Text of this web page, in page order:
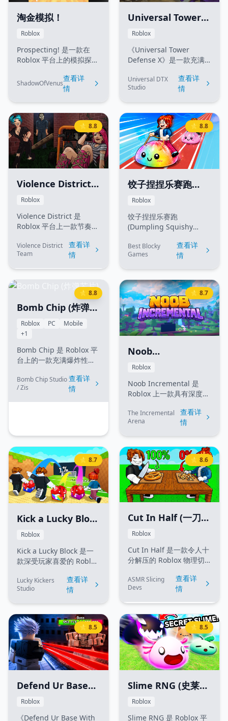
淘金模拟！
Roblox
Prospecting! 是一款在
Roblox 平台上的模拟探险
使用淘盘（Pan）和铲子
（Shovel）在河流、洞穴
矿物。游戏包含装备升
级、附魔
（Enchanting）、任务系
统以及自动化淘洗机
（Sluices）等玩法。
ShadowOfVenus
查看详
情
Universal Tower
Defense X (万界塔
防 X)
Roblox
《Universal Tower
Defense X》是一款充满
塔防游戏。在这里，你可
以收集、召唤并升级来自
友共同制定战术，通关极
具挑战性的地图，并在故
事模式与无尽模式中击败
传奇 Boss！
Universal DTX
Studio
查看详
情
⭐ 8.8
Violence District
(暴力街区)
Roblox
Violence District 是
Roblox 平台上一款节奏轻
格斗与对战模拟游戏。游
戏以充满市井气息的城市
街区为背景，玩家可以使
进行激烈的街头肉搏、战
术对决和沙盒乱斗。熟练
掌握布娃娃物理系统，定
整个街区。
Violence District
Team
查看详
情
⭐ 8.8
饺子捏捏乐赛跑
(Dumpling
Squishy Race)
Roblox
饺子捏捏乐赛跑
(Dumpling Squishy
Roblox 点击赛跑游戏。玩
家需要通过快速点击来积
捏捏乐与宠物伙伴，在各
种赛道上飞驰以赢取胜
利。使用赢取的奖励可以
解锁全新的世界、孵化强
力宠物并冲击全球排行
榜。
Best Blocky
Games
查看详
情
⭐ 8.8
Bomb Chip (炸弹芯
片)
Roblox PC
Mobile
+1
Bomb Chip 是 Roblox 平
台上的一款充满爆炸性的
戏中使用各种"芯片"来放
置炸弹并闯过具有挑战性
的关卡。你需要制定周密
理属性的新型芯片，游戏
将快节奏的动作与战术规
划完美结合。
Bomb Chip Studio
/ Zis
查看详
情
⭐ 8.7
Noob
Incremental (新手
增量)
Roblox
Noob Incremental 是
Roblox 上一款具有深度且
（Idle/Incremental）游
戏。通过点击生
强力升级，解锁转生
（Prestige）机制，并将
你的产量提升到天文数
字！探索不同阶段的进
化，实现自动化生产，冲
上排行榜巅峰。
The Incremental
Arena
查看详
情
⭐ 8.7
Kick a Lucky Block
(踢飞幸运方块)
Roblox
Kick a Lucky Block 是一
款深受玩家喜爱的 Roblox
中，玩家需要训练自己的
踢腿力量，踢碎各种幸运
的提升，你将能够挑战更
坚固的幸运方块，解锁神
秘新区域，并获得更高级
的奖励！
Lucky Kickers
Studio
查看详
情
⭐ 8.6
Cut In Half (一刀两
断)
Roblox
Cut In Half 是一款令人十
分解压的 Roblox 物理切
用刀剑、激光和各种定制
切削工具，将眼前的各种
方块、物品和障碍物切成
为您赚取金币，升级武器
的锋利度与切割速度，并
在丰富的 ASMR 视听环境
中放松身心。
ASMR Slicing
Devs
查看详
情
⭐ 8.5
Defend Ur Base
With Anime (用动
漫角色防守你的基
Roblox
《Defend Ur Base With
⭐ 8.5
Slime RNG (史莱姆
RNG)
Roblox
Slime RNG 是 Roblox 平